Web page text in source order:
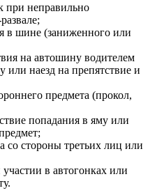
при неправильно
в шине (заниженного или
на автошину водителем
или наезд на препятствие и
предмета (прокол,
попадания в яму или
со стороны третьих лиц или
в автогонках или